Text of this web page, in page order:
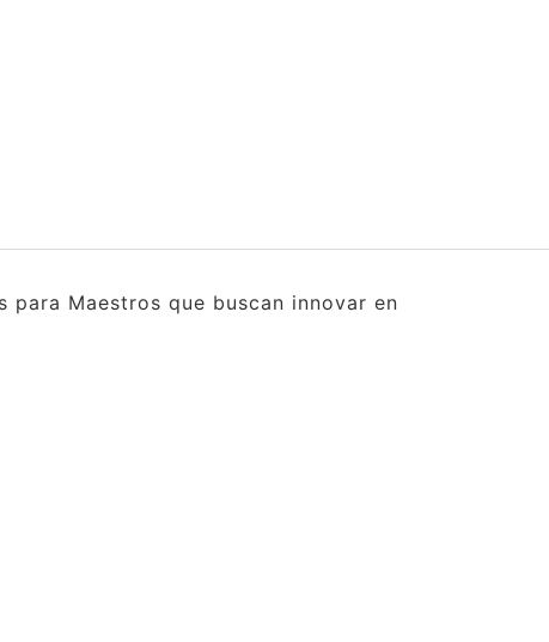
Maestros que buscan innovar en